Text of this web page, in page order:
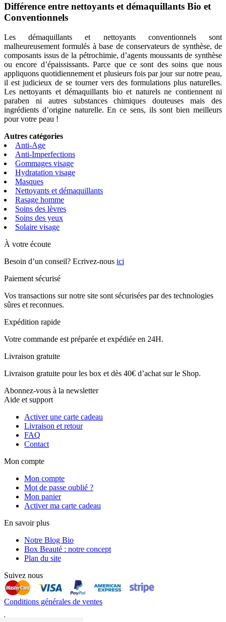
Différence entre nettoyants et démaquillants Bio et
Conventionnels
Les démaquillants et nettoyants conventionnels sont
malheureusement formulés à base de conservateurs de synthèse, de
composants issus de la pétrochimie, d’agents moussants de synthèse
ou encore d’épaississants. Parce que ce sont des soins que nous
appliquons quotidiennement et plusieurs fois par jour sur notre peau,
il est judicieux de se tourner vers des formulations plus naturelles.
Les nettoyants et démaquillants bio et naturels ne contiennent ni
paraben ni autres substances chimiques douteuses mais des
ingrédients d’origine naturelle. En ce sens, ils sont bien meilleurs
pour votre peau !
Autres catégories
Anti-Age
Anti-Imperfections
Gommages visage
Hydratation visage
Masques
Nettoyants et démaquillants
Rasage homme
Soins des lèvres
Soins des yeux
Solaire visage
À votre écoute
Besoin d’un conseil? Ecrivez-nous ici
Paiement sécurisé
Vos transactions sur notre site sont sécurisées par des technologies
sûres et reconnues.
Expédition rapide
Votre commande est préparée et expédiée en 24H.
Livraison gratuite
Livraison gratuite pour les box et dès 40€ d’achat sur le Shop.
Abonnez-vous à la newsletter
Aide et support
Activer une carte cadeau
Livraison et retour
FAQ
Contact
Mon compte
Mon compte
Mot de passe oublié ?
Mon panier
Activer ma carte cadeau
En savoir plus
Notre Blog Bio
Box Beauté : notre concept
Plan du site
Suivez nous
Conditions générales de ventes
|